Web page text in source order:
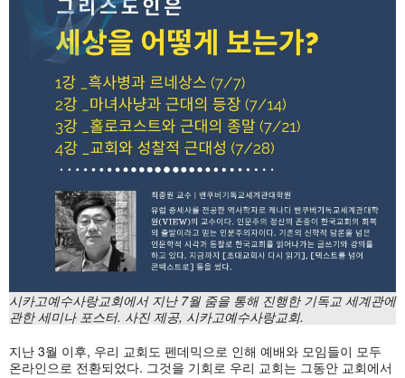
시카고예수사랑교회에서 지난7월 줌을 통해 진행한 기독교 세계관에
관한 세미나 포스터. 사진 제공, 시카고예수사랑교회.
지난 3월 이후, 우리 교회도 펜데믹으로 인해 예배와 모임들이 모두
온라인으로 전환되었다. 그것을 기회로 우리 교회는 그동안 교회에서